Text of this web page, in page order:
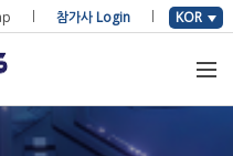
참가사 Login KOR